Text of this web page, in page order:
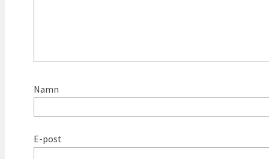
Namn
E-post